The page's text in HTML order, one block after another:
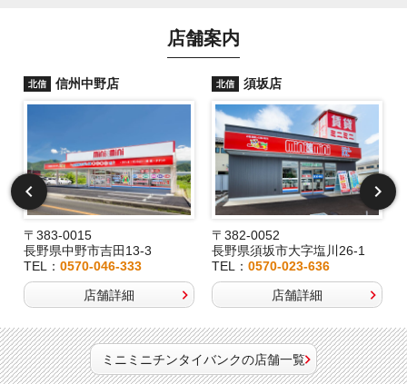
店舗案内
北信 信州中野店
〒383-0015
長野県中野市吉田13-3
TEL： 0570-046-333
店舗詳細
北信 須坂店
〒382-0052
長野県須坂市大字塩川26-1
TEL：0570-023-636
店舗詳細
ミニミニチンタイバンクの店舗一覧